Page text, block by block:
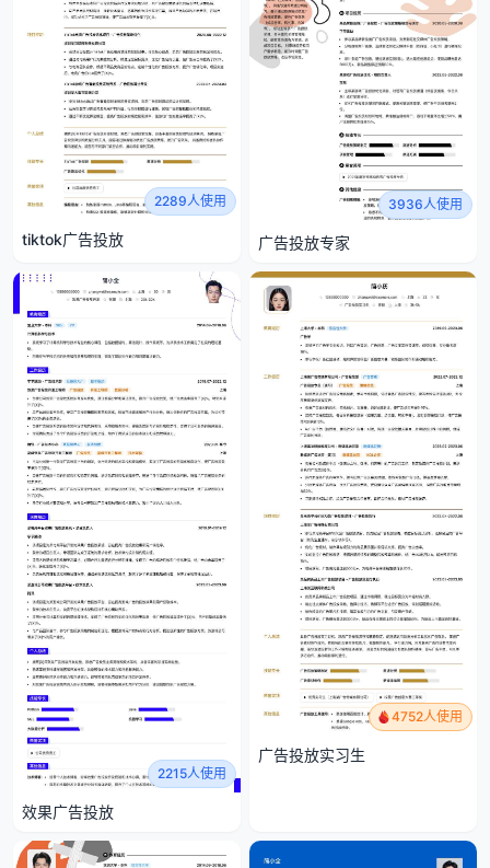
2289人使用
tiktok广告投放
3936人使用
广告投放专家
2215人使用
效果广告投放
4752人使用
广告投放实习生